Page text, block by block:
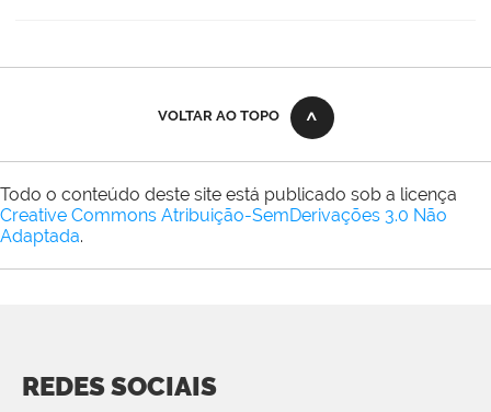
VOLTAR AO TOPO
Todo o conteúdo deste site está publicado sob a licença
Creative Commons Atribuição-SemDerivações 3.0 Não
Adaptada.
REDES SOCIAIS